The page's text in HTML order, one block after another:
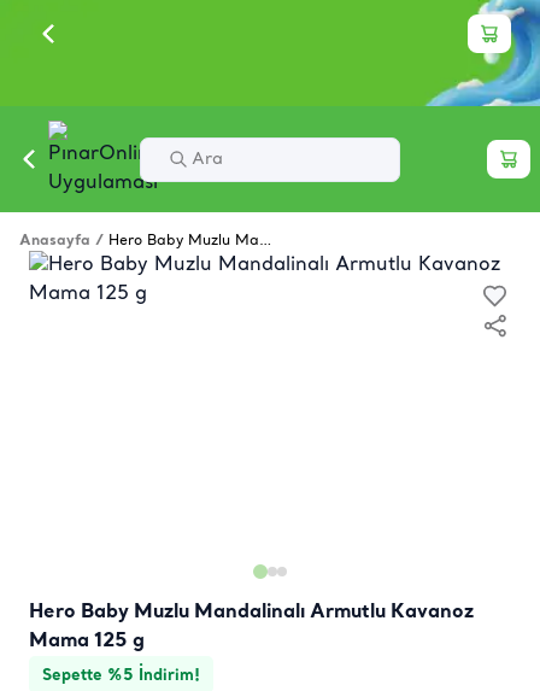
Anasayfa / Hero Baby Muzlu Mandalinalı Armutlu Kavanoz Mama 125 g
Hero Baby Muzlu Mandalinalı Armutlu Kavanoz
Mama 125 g
Sepette %5 İndirim!